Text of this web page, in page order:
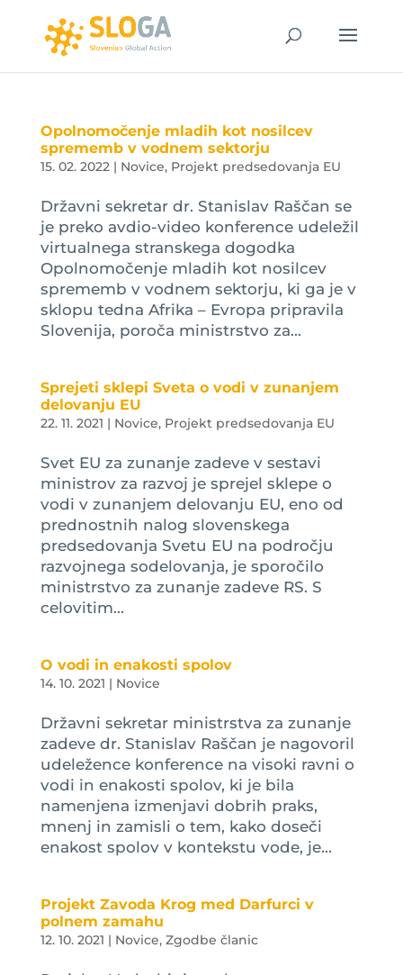
Opolnomočenje mladih kot nosilcev
sprememb v vodnem sektorju
15. 02. 2022| Novice, Projekt predsedovanja EU
Državni sekretar dr. Stanislav Raščan se
je preko avdio-video konference udeležil
virtualnega stranskega dogodka
Opolnomočenje mladih kot nosilcev
sprememb v vodnem sektorju, ki ga je v
sklopu tedna Afrika – Evropa pripravila
Slovenija, poroča ministrstvo za...
Sprejeti sklepi Sveta o vodi v zunanjem
delovanju EU
22. 11. 2021 | Novice, Projekt predsedovanja EU
Svet EU za zunanje zadeve v sestavi
ministrov za razvoj je sprejel sklepe o
vodi v zunanjem delovanju EU, eno od
prednostnih nalog slovenskega
predsedovanja Svetu EU na področju
razvojnega sodelovanja, je sporočilo
ministrstvo za zunanje zadeve RS. S
celovitim...
O vodi in enakosti spolov
14. 10. 2021 | Novice
Državni sekretar ministrstva za zunanje
zadeve dr. Stanislav Raščan je nagovoril
udeležence konference na visoki ravni o
vodi in enakosti spolov, ki je bila
namenjena izmenjavi dobrih praks,
mnenj in zamisli o tem, kako doseči
enakost spolov v kontekstu vode, je...
Projekt Zavoda Krog med Darfurci v
polnem zamahu
12. 10. 2021 | Novice, Zgodbe članic